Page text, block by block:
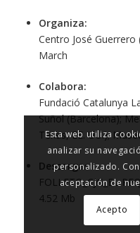
Organiza:
Centro José Guerrero
March
Colabora:
Fundació Catalunya
Suñol (Barcelona);
Texas, EE. UU.);
Descargas:
FOLLETO_CJG_EL
4.52 Mb
Esta web utiliza
analizar su
personalizado.
aceptación de
Acepto